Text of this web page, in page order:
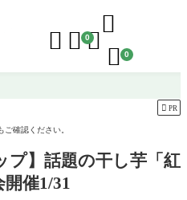
  0

 0
 PR
確認ください。
プ】話題の干し芋「紅
催1/31